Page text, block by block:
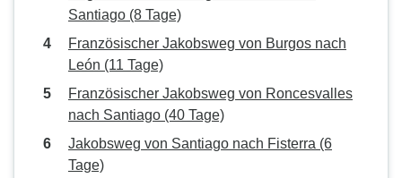
Santiago (8 Tage)
Französischer Jakobsweg von Burgos nach
León (11 Tage)
Französischer Jakobsweg von Roncesvalles
nach Santiago (40 Tage)
Jakobsweg von Santiago nach Fisterra (6
Tage)